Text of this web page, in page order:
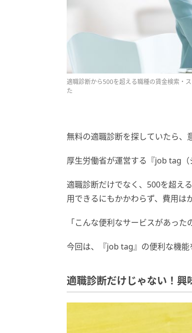
適職診断から500を超える職種の賃金検索・
た
無料の適職診断を探していたら、
厚生労働省が運営する『job tag（
適職診断だけでなく、500を超え
用できるにもかかわらず、費用は
「こんな便利なサービスがあった
今回は、『job tag』の便利な機能
適職診断だけじゃない！興